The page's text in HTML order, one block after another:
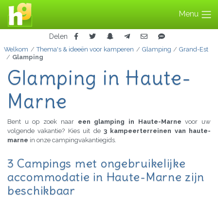
Menu
Delen
Welkom Thema's & ideeën voor kamperen Glamping
Grand-Est
Glamping
Glamping in Haute-
Marne
Bent u op zoek naar een glamping in Haute-Marnevoor uw
volgende vakantie? Kies uit de 3 kampeerterreinen van haute-
marne in onze campingvakantiegids.
3 Campings met ongebruikelijke
accommodatie in Haute-Marne zijn
beschikbaar